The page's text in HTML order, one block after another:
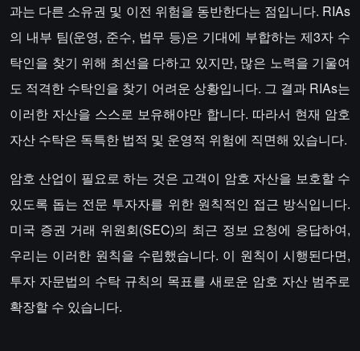
과는 다른 소유권 및 이전 위험을 동반한다는 점입니다. RIAs
의 내부 팀(운영, 준수, 법무 등)은 기대에 부합하는 제3자 수
탁인을 찾기 위해 최선을 다하고 있지만, 많은 노력을 기울여
도 적격한 수탁인을 찾기 어려운 상황입니다. 그 결과 RIAs는
이러한 자산을 스스로 보유해야만 합니다. 따라서 현재 암호
자산 수탁은 독특한 법적 및 운영적 위험에 직면해 있습니다.
암호 산업이 필요로 하는 것은 고객이 암호 자산을 보호할 수
있도록 돕는 전문 투자자를 위한 원칙적인 접근 방식입니다.
미국 증권 거래 위원회(SEC)의 최근 정보 요청에 응답하여,
우리는 이러한 원칙을 수립했습니다. 이 원칙이 시행된다면,
투자 자문법의 수탁 규칙의 목표를 새로운 암호 자산 범주로
확장할 수 있습니다.